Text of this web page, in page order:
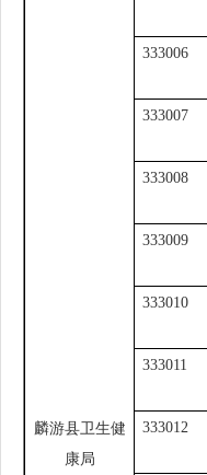
麟游县卫生健
康局
333006
333007
333008
333009
333010
333011
333012